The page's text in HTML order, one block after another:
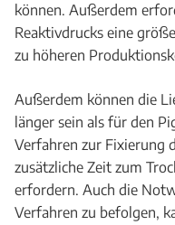
können. Außerdem
Reaktivdrucks eine
zu höheren
Außerdem können die
länger sein als für den
Verfahren zur Fixierung
zusätzliche Zeit zum
erfordern. Auch die
Verfahren zu befolgen,